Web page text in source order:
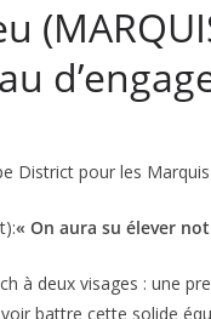
District pour les Marquis
« On aura su élever
à deux visages : une
battre cette solide